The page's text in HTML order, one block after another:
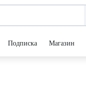
Подписка Магазин